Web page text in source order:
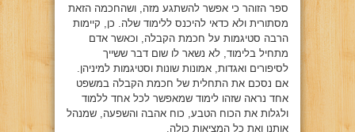
ספר הזוהר כי אפשר להשתגע מזה, ושהחכמה הזאת
מסתורית ולא כדאי להיכנס ללימוד שלה. כן, קיימות
הרבה סטיגמות על חכמת הקבלה, וכאשר אדם
מתחיל בלימוד, לא נשאר לו שום דבר ששייך
לסיפורים ואגדות, אמונות שונות וסטיגמות למיניהן.
אם נסכם את התחלית של חכמת הקבלה במשפט
אחד נראה שזהו לימוד שמאפשר לכל אחד ללמוד
ולגלות את הכוח הטבע, כוח אהבה והשפעה, שמנהל
אותנו ואת כל המציאות כולה.